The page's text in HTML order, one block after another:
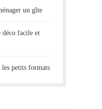
un gîte
déco facile et
petits formats